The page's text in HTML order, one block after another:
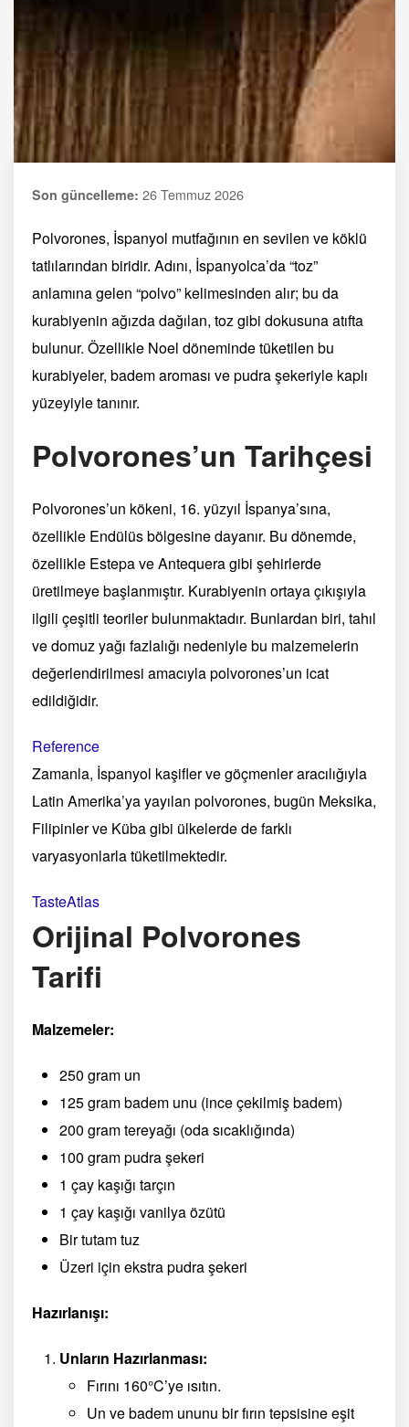
Son güncelleme: 26 Temmuz 2026
Polvorones, İspanyol mutfağının en sevilen ve köklü
tatlılarından biridir. Adını, İspanyolca’da “toz”
anlamına gelen “polvo” kelimesinden alır; bu da
kurabiyenin ağızda dağılan, toz gibi dokusuna atıfta
bulunur. Özellikle Noel döneminde tüketilen bu
kurabiyeler, badem aroması ve pudra şekeriyle kaplı
yüzeyiyle tanınır.
Polvorones’un Tarihçesi
Polvorones’un kökeni, 16. yüzyıl İspanya’sına,
özellikle Endülüs bölgesine dayanır. Bu dönemde,
özellikle Estepa ve Antequera gibi şehirlerde
üretilmeye başlanmıştır. Kurabiyenin ortaya çıkışıyla
ilgili çeşitli teoriler bulunmaktadır. Bunlardan biri, tahıl
ve domuz yağı fazlalığı nedeniyle bu malzemelerin
değerlendirilmesi amacıyla polvorones’un icat
edildiğidir.
Reference
Zamanla, İspanyol kaşifler ve göçmenler aracılığıyla
Latin Amerika’ya yayılan polvorones, bugün Meksika,
Filipinler ve Küba gibi ülkelerde de farklı
varyasyonlarla tüketilmektedir.
TasteAtlas
Orijinal Polvorones
Tarifi
Malzemeler:
250 gram un
125 gram badem unu (ince çekilmiş badem)
200 gram tereyağı (oda sıcaklığında)
100 gram pudra şekeri
1 çay kaşığı tarçın
1 çay kaşığı vanilya özütü
Bir tutam tuz
Üzeri için ekstra pudra şekeri
Hazırlanışı:
Unların Hazırlanması:
Fırını 160°C’ye ısıtın.
Un ve badem ununu bir fırın tepsisine eşit